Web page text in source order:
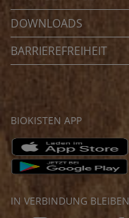
DOWNLOADS
BARRIEREFREIHEIT
BIOKISTEN APP
IN VERBINDUNG BLEIBEN